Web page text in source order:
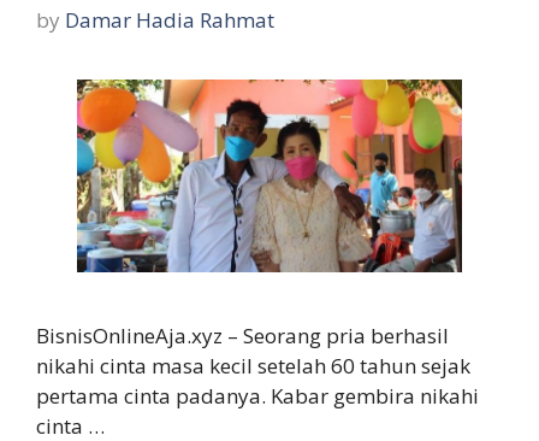
by Damar Hadia Rahmat
BisnisOnlineAja.xyz – Seorang pria berhasil
nikahi cinta masa kecil setelah 60 tahun sejak
pertama cinta padanya. Kabar gembira nikahi
cinta …